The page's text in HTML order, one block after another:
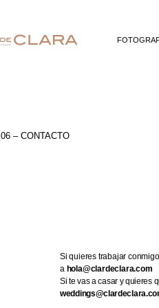
06 – CONTACTO
Si quieres trabajar
a hola@clardeclara.com
Si te vas a casar y quieres